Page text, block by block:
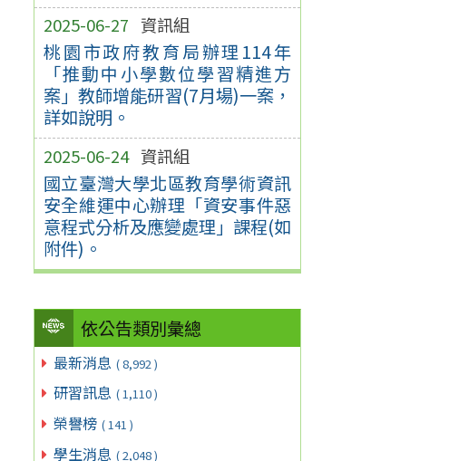
2025-06-27 資訊組
桃園市政府教育局辦理114年
「推動中小學數位學習精進方
案」教師增能研習(7月場)一案，
詳如說明。
2025-06-24 資訊組
國立臺灣大學北區教育學術資訊
安全維運中心辦理「資安事件惡
意程式分析及應變處理」課程(如
附件)。
依公告類別彙總
最新消息 ( 8,992 )
研習訊息 ( 1,110 )
榮譽榜 ( 141 )
學生消息 ( 2,048 )